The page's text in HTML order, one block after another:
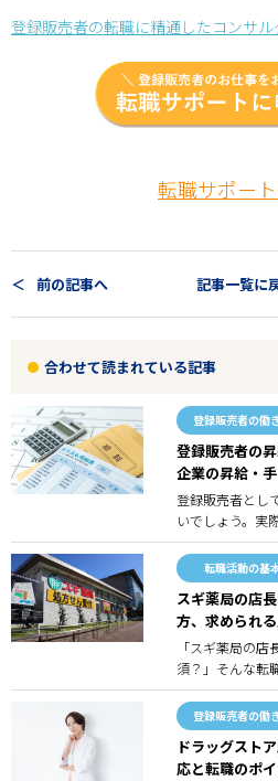
登録販売者の転職に精通したコンサル
転職サポー
前の記事へ 記事一覧に
合わせて読まれている記事
登録販売者の働
登録販売者の
企業の昇給・
登録販売者とし
いでしょう。実
転職活動の基
スギ薬局の店
方、求められ
「スギ薬局の
須？」そんな転
登録販売者の働
ドラッグスト
応と転職のポ